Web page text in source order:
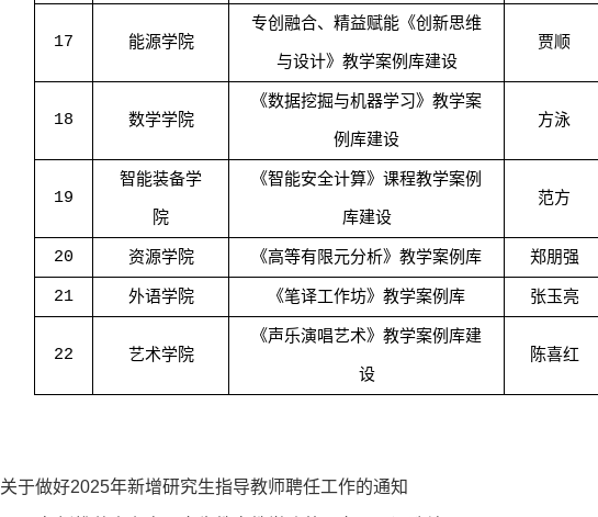
17 能源学院
专创融合、精益赋能《创新思维
与设计》教学案例库建设
贾顺
18 数学学院
《数据挖掘与机器学习》教学案
例库建设
方泳
19
智能装备学
院
《智能安全计算》课程教学案例
库建设
范方
20 资源学院 《高等有限元分析》教学案例库 郑朋强
21 外语学院 《笔译工作坊》教学案例库 张玉亮
22 艺术学院
《声乐演唱艺术》教学案例库建
设
陈喜红
关于做好2025年新增研究生指导教师聘任工作的通知